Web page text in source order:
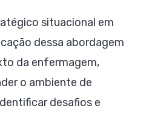
situacional em
dessa abordagem
da enfermagem,
o ambiente de
desafios e